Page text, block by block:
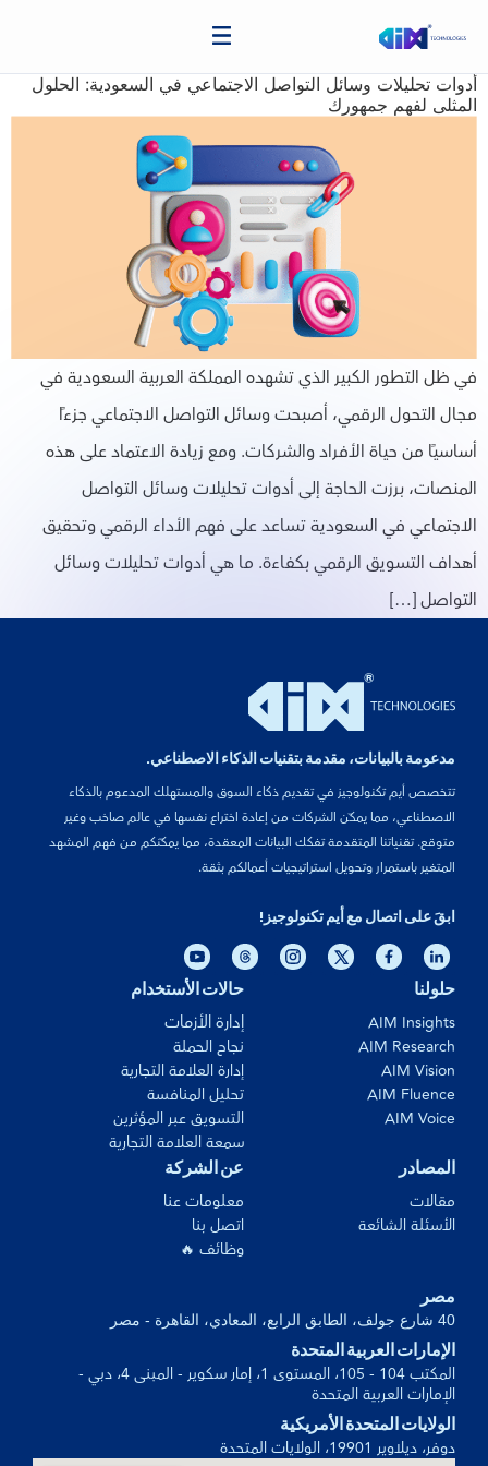
أدوات تحليلات وسائل التواصل الاجتماعي في السعودية: الحلول
المثلى لفهم جمهورك
في ظل التطور الكبير الذي تشهده المملكة العربية السعودية في
مجال التحول الرقمي، أصبحت وسائل التواصل الاجتماعي جزءًا
أساسيًا من حياة الأفراد والشركات. ومع زيادة الاعتماد على هذه
المنصات، برزت الحاجة إلى أدوات تحليلات وسائل التواصل
الاجتماعي في السعودية تساعد على فهم الأداء الرقمي وتحقيق
أهداف التسويق الرقمي بكفاءة. ما هي أدوات تحليلات وسائل
التواصل […]
مدعومة بالبيانات، مقدمة بتقنيات الذكاء الاصطناعي.
تتخصص أيم تكنولوجيز في تقديم ذكاء السوق والمستهلك المدعوم بالذكاء
الاصطناعي، مما يمكّن الشركات من إعادة اختراع نفسها في عالم صاخب وغير
متوقع. تقنياتنا المتقدمة تفكك البيانات المعقدة، مما يمكّنكم من فهم المشهد
المتغير باستمرار وتحويل استراتيجيات أعمالكم بثقة.
ابقَ على اتصال مع أيم تكنولوجيز!
حلولنا
AIM Insights
AIM Research
AIM Vision
AIM Fluence
AIM Voice
حالات الأستخدام
إدارة الأزمات
نجاح الحملة
إدارة العلامة التجارية
تحليل المنافسة
التسويق عبر المؤثرين
سمعة العلامة التجارية
المصادر
مقالات
الأسئلة الشائعة
عن الشركة
معلومات عنا
اتصل بنا
وظائف 🔥
مصر
40 شارع جولف، الطابق الرابع، المعادي، القاهرة - مصر
الإمارات العربية المتحدة
المكتب 104 - 105، المستوى 1، إمار سكوير - المبنى 4، دبي -
الإمارات العربية المتحدة
الولايات المتحدة الأمريكية
دوفر، ديلاوير 19901، الولايات المتحدة